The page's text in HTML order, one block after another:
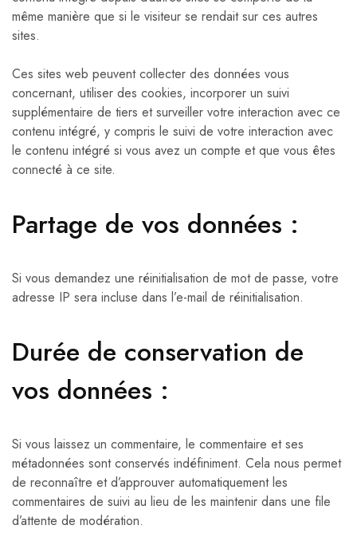
même manière que si le visiteur se rendait sur ces autres
sites.
Ces sites web peuvent collecter des données vous
concernant, utiliser des cookies, incorporer un suivi
supplémentaire de tiers et surveiller votre interaction avec ce
contenu intégré, y compris le suivi de votre interaction avec
le contenu intégré si vous avez un compte et que vous êtes
connecté à ce site.
Partage de vos données :
Si vous demandez une réinitialisation de mot de passe, votre
adresse IP sera incluse dans l’e-mail de réinitialisation.
Durée de conservation de
vos données :
Si vous laissez un commentaire, le commentaire et ses
métadonnées sont conservés indéfiniment. Cela nous permet
de reconnaître et d’approuver automatiquement les
commentaires de suivi au lieu de les maintenir dans une file
d’attente de modération.